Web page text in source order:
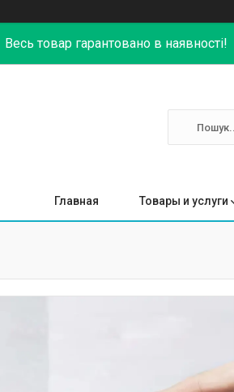
Весь товар гарантовано в наявності!
Главная Товары и услуги